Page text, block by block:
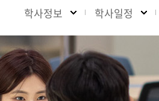
학사정보 학사일정